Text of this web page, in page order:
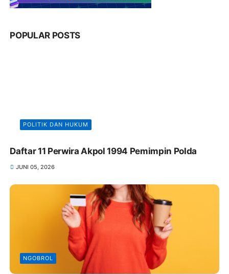
POPULAR POSTS
POLITIK DAN HUKUM
Daftar 11 Perwira Akpol 1994 Pemimpin Polda
JUNI 05, 2026
NGOBROL